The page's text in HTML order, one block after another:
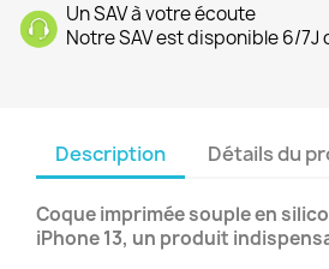
Un SAV à votre écoute
Notre SAV est disponible 6/7J
Description Détails du
Coque imprimée souple en
iPhone 13, un produit